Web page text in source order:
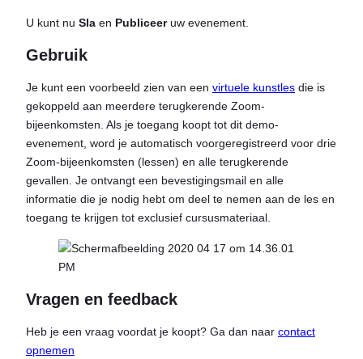
U kunt nu Sla en Publiceeruw evenement.
Gebruik
Je kunt een voorbeeld zien van een virtuele kunstles die is
gekoppeld aan meerdere terugkerende Zoom-
bijeenkomsten. Als je toegang koopt tot dit demo-
evenement, word je automatisch voorgeregistreerd voor drie
Zoom-bijeenkomsten (lessen) en alle terugkerende
gevallen. Je ontvangt een bevestigingsmail en alle
informatie die je nodig hebt om deel te nemen aan de les en
toegang te krijgen tot exclusief cursusmateriaal.
Vragen en feedback
Heb je een vraag voordat je koopt? Ga dan naar contact
opnemen